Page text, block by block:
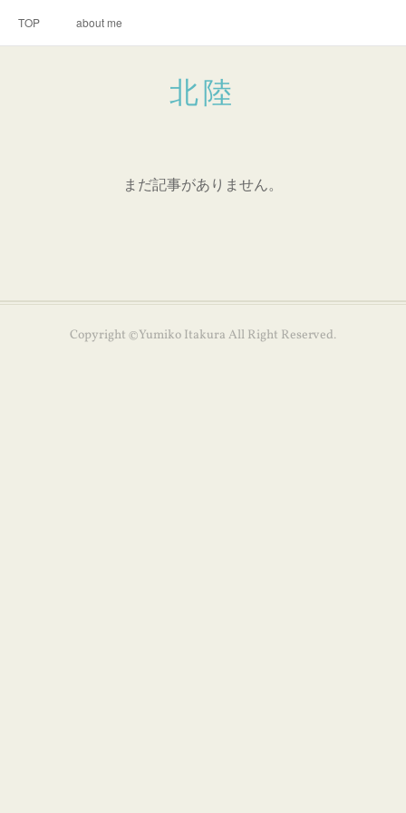
TOP about me
北陸
まだ記事がありません。
Copyright ©Yumiko Itakura All Right Reserved.